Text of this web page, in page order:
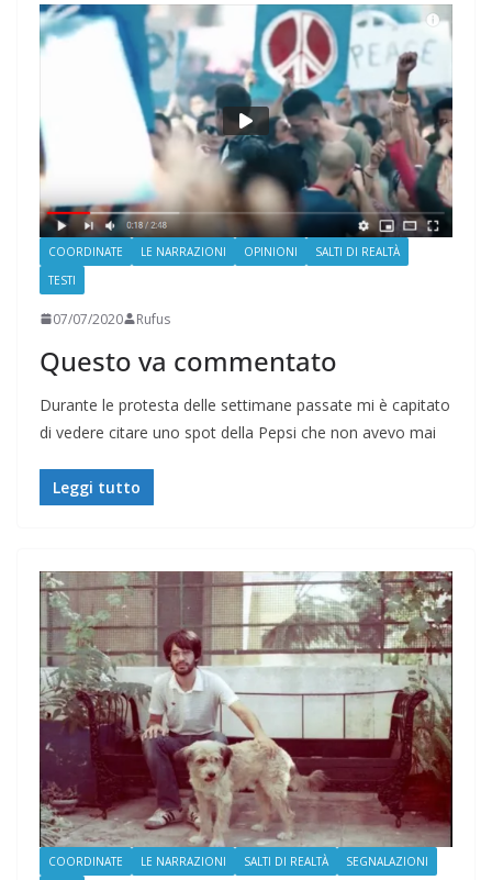
COORDINATE LE NARRAZIONI OPINIONI
SALTI DI REALTÀ
TESTI
07/07/2020 Rufus
Questo va commentato
Durante le protesta delle settimane passate mi è capitato
di vedere citare uno spot della Pepsi che non avevo mai
Leggi tutto
COORDINATE LE NARRAZIONI SALTI DI REALTÀ
SEGNALAZIONI